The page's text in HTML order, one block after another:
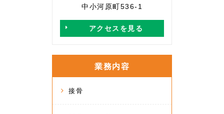
中小河原町536-1
アクセスを見る
業務内容
接骨